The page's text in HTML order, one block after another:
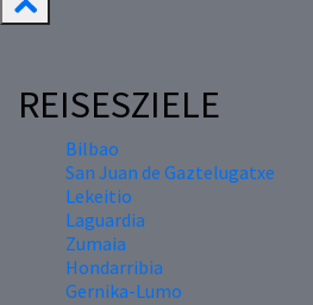
REISESZIELE
Bilbao
San Juan de Gaztelugatxe
Lekeitio
Laguardia
Zumaia
Hondarribia
Gernika-Lumo